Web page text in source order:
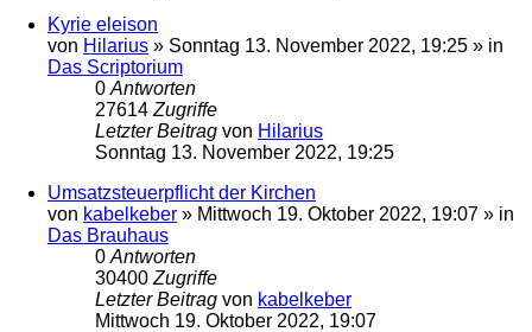
Kyrie eleison
von Hilarius » Sonntag 13. November 2022, 19:25 » in
Das Scriptorium
0 Antworten
27614 Zugriffe
Letzter Beitrag von Hilarius
Sonntag 13. November 2022, 19:25
Umsatzsteuerpflicht der Kirchen
von kabelkeber » Mittwoch 19. Oktober 2022, 19:07 » in
Das Brauhaus
0 Antworten
30400 Zugriffe
Letzter Beitrag von kabelkeber
Mittwoch 19. Oktober 2022, 19:07